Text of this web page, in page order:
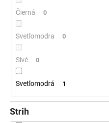
Čierná 0
Svetlomodra 0
Sivé 0
Svetlomodrá 1
Strih